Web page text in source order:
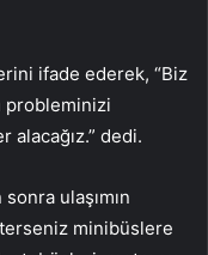
ifade ederek, “Biz
probleminizi
dedi.
ulaşımın
minibüslere